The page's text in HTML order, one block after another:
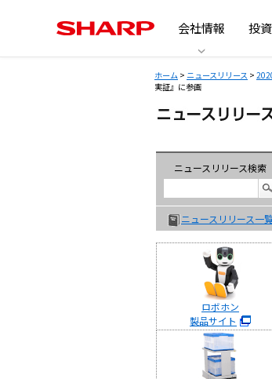
会社情報 投
ホーム > ニュースリリース >
実証』に参画
ニュースリリース検索
ニュースリリース一
ロボホン
製品サイト